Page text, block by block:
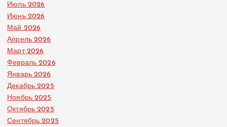
Июль 2026
Июнь 2026
Май 2026
Апрель 2026
Март 2026
Февраль 2026
Январь 2026
Декабрь 2025
Ноябрь 2025
Октябрь 2025
Сентябрь 2025